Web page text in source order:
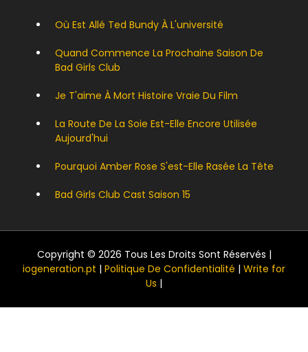
Où Est Allé Ted Bundy À L'université
Quand Commence La Prochaine Saison De
Bad Girls Club
Je T'aime À Mort Histoire Vraie Du Film
La Route De La Soie Est-Elle Encore Utilisée
Aujourd'hui
Pourquoi Amber Rose S'est-Elle Rasée La Tête
Bad Girls Club Cast Saison 15
Copyright © 2026 Tous Les Droits Sont Réservés |
iogeneration.pt | Politique De Confidentialité | Write for
Us |